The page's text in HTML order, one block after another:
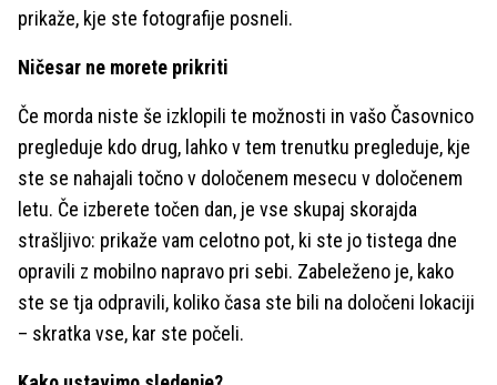
prikaže, kje ste fotografije posneli.
Ničesar ne morete prikriti
Če morda niste še izklopili te možnosti in vašo Časovnico
pregleduje kdo drug, lahko v tem trenutku pregleduje, kje
ste se nahajali točno v določenem mesecu v določenem
letu. Če izberete točen dan, je vse skupaj skorajda
strašljivo: prikaže vam celotno pot, ki ste jo tistega dne
opravili z mobilno napravo pri sebi. Zabeleženo je, kako
ste se tja odpravili, koliko časa ste bili na določeni lokaciji
– skratka vse, kar ste počeli.